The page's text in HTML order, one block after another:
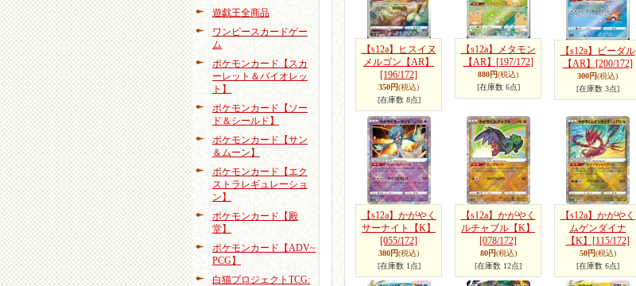
遊戯王全商品
ワンピースカードゲー
ム
ポケモンカード【スカ
ーレット＆バイオレッ
ト】
ポケモンカード【ソー
ド＆シールド】
ポケモンカード【サン
＆ムーン】
ポケモンカード【エク
ストラレギュレーショ
ン】
ポケモンカード【殿
堂】
ポケモンカード【ADV~
PCG】
白猫プロジェクトTCG:
【s12a】ヒスイヌ
メルゴン【AR】
[196/172]
350円(税込)
[在庫数 8点]
【s12a】メタモン
【AR】
[197/172]
880円(税込)
[在庫数 6点]
【s12a】ビーダル
【AR】
[200/172]
300円(税込)
[在庫数 3点]
【s12a】かがやく
サーナイト【K】
[055/172]
380円(税込)
[在庫数 1点]
【s12a】かがやく
ルチャブル【K】
[078/172]
80円(税込)
[在庫数 12点]
【s12a】かがやく
ムゲンダイナ
【K】
[115/172]
50円(税込)
[在庫数 6点]